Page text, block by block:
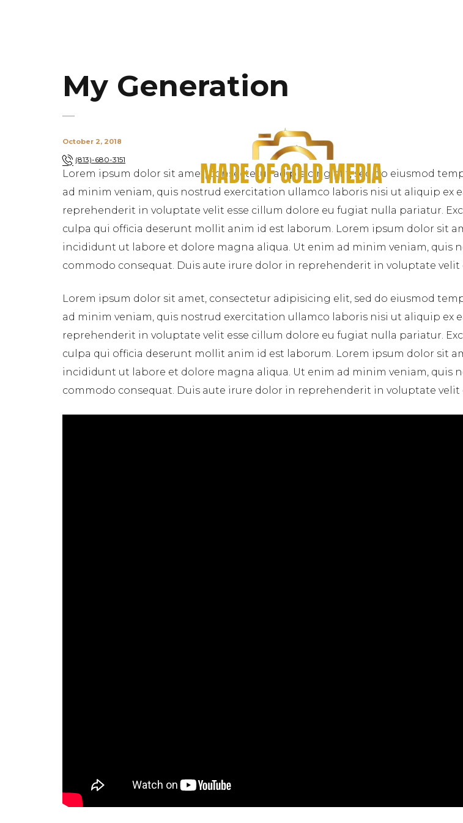
(813)-680-3151
My Generation
October 2, 2018
Lorem ipsum dolor sit amet, consectetur adipisicing elit, sed do eiusmod
ad minim veniam, quis nostrud exercitation ullamco laboris nisi ut aliquip ex
reprehenderit in voluptate velit esse cillum dolore eu fugiat nulla pariatur.
culpa qui officia deserunt mollit anim id est laborum. Lorem ipsum dolor sit
incididunt ut labore et dolore magna aliqua. Ut enim ad minim veniam, quis
commodo consequat. Duis aute irure dolor in reprehenderit in voluptate
Lorem ipsum dolor sit amet, consectetur adipisicing elit, sed do eiusmod
ad minim veniam, quis nostrud exercitation ullamco laboris nisi ut aliquip ex
reprehenderit in voluptate velit esse cillum dolore eu fugiat nulla pariatur.
culpa qui officia deserunt mollit anim id est laborum. Lorem ipsum dolor sit
incididunt ut labore et dolore magna aliqua. Ut enim ad minim veniam, quis
commodo consequat. Duis aute irure dolor in reprehenderit in voluptate